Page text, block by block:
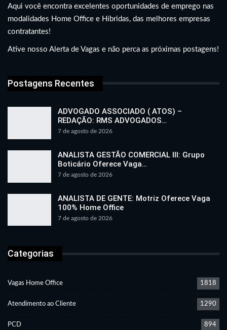
Aqui você encontra excelentes oportunidades de emprego nas
modalidades Home Office e Híbridas, das melhores empresas
contratantes!
Ative nosso Alerta de Vagas e não perca as próximas postagens!
Postagens Recentes
ADVOGADO ASSOCIADO ( ATOS) –
REDAÇÃO: RMS ADVOGADOS…
7 de agosto de 2026
ANALISTA GESTÃO COMERCIAL III: Grupo
Boticário Oferece Vaga…
7 de agosto de 2026
ANALISTA DE GENTE: Motriz Oferece Vaga
100% Home Office
7 de agosto de 2026
Categorias
Vagas Home Office 1818
Atendimento ao Cliente 1290
PCD 894